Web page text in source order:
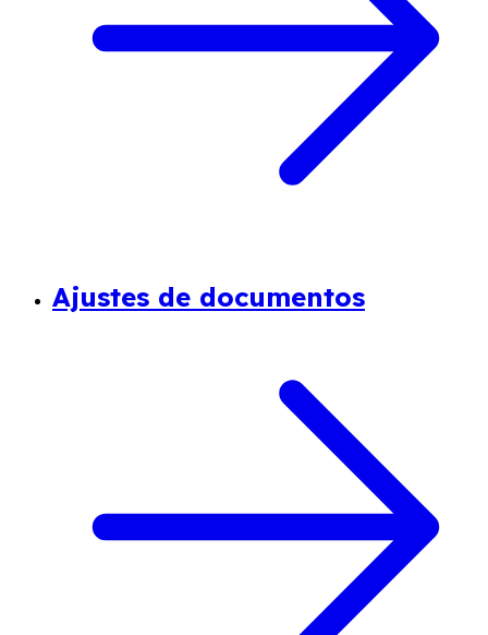
Ajustes de documentos